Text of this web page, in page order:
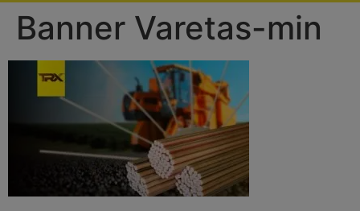
Banner Varetas-min